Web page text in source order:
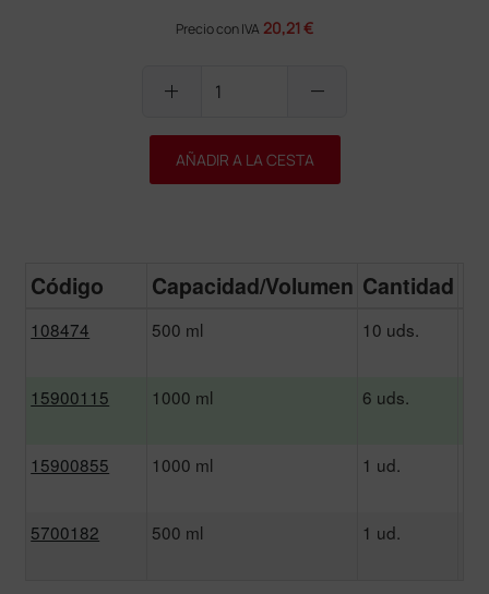
Precio con IVA 20,21 €
add remove
AÑADIR A LA CESTA
Código Capacidad/Volumen Cantidad
108474 500 ml 10 uds.
15900115 1000 ml 6 uds.
15900855 1000 ml 1 ud.
5700182 500 ml 1 ud.